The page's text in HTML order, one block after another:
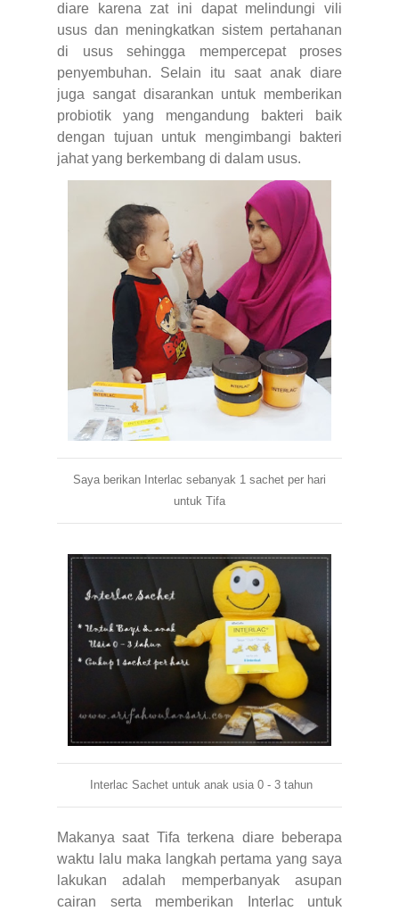
diare karena zat ini dapat melindungi vili
usus dan meningkatkan sistem pertahanan
di usus sehingga mempercepat proses
penyembuhan. Selain itu saat anak diare
juga sangat disarankan untuk memberikan
probiotik yang mengandung bakteri baik
dengan tujuan untuk mengimbangi bakteri
jahat yang berkembang di dalam usus.
Saya berikan Interlac sebanyak 1 sachet per hari
untuk Tifa
Interlac Sachet untuk anak usia 0 - 3 tahun
Makanya saat Tifa terkena diare beberapa
waktu lalu maka langkah pertama yang saya
lakukan adalah memperbanyak asupan
cairan serta memberikan Interlac untuk